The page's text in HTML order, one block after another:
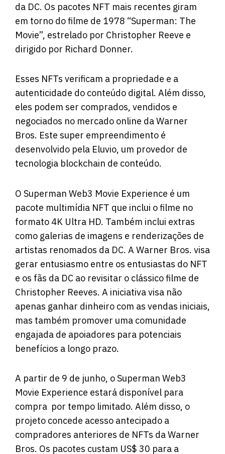
da DC. Os pacotes NFT mais recentes giram
em torno do filme de 1978 “Superman: The
Movie”, estrelado por Christopher Reeve e
dirigido por Richard Donner.
Esses NFTs verificam a propriedade e a
autenticidade do conteúdo digital. Além disso,
eles podem ser comprados, vendidos e
negociados no mercado online da Warner
Bros. Este super empreendimento é
desenvolvido pela Eluvio, um provedor de
tecnologia blockchain de conteúdo.
O Superman Web3 Movie Experience é um
pacote multimídia NFT que inclui o filme no
formato 4K Ultra HD. Também inclui extras
como galerias de imagens e renderizações de
artistas renomados da DC. A Warner Bros. visa
gerar entusiasmo entre os entusiastas do NFT
e os fãs da DC ao revisitar o clássico filme de
Christopher Reeves. A iniciativa visa não
apenas ganhar dinheiro com as vendas iniciais,
mas também promover uma comunidade
engajada de apoiadores para potenciais
benefícios a longo prazo.
A partir de 9 de junho, oSuperman Web3
Movie Experience estará disponível para
compra por tempo limitado. Além disso, o
projeto concede acesso antecipado a
compradores anteriores de NFTs da Warner
Bros. Os pacotes custam US$ 30 para a